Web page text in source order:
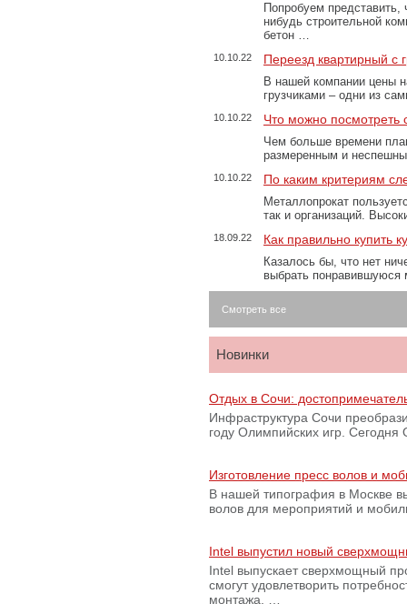
Попробуем представить,
нибудь строительной
бетон …
10.10.22 Переезд квартирный с
В нашей компании цены
грузчиками – одни из
10.10.22 Что можно посмотреть
Чем больше времени
размеренным и
10.10.22 По каким критериям
Металлопрокат
так и организаций.
18.09.22 Как правильно купить
Казалось бы, что нет
выбрать
Смотреть все
Новинки
Отдых в Сочи:
Инфраструктура Сочи
году Олимпийских игр.
Изготовление пресс волов и
В нашей типография в Москве
волов для мероприятий и
Intel выпустил новый
Intel выпускает сверхмощный
смогут удовлетворить
монтажа. …